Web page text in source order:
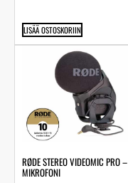
LISÄÄ OSTOSKORIIN
RØDE STEREO VIDEOMIC PRO –
MIKROFONI